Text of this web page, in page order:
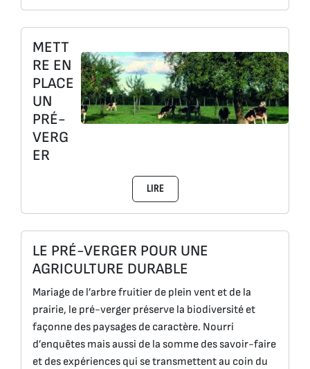
METT
RE EN
PLACE
UN
PRÉ-
VERG
ER
LIRE
LE PRÉ-VERGER POUR UNE
AGRICULTURE DURABLE
Mariage de l’arbre fruitier de plein vent et de la
prairie, le pré-verger préserve la biodiversité et
façonne des paysages de caractère. Nourri
d’enquêtes mais aussi de la somme des savoir-faire
et des expériences qui se transmettent au coin du